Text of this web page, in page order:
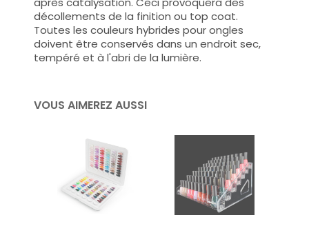
décollements de la finition ou top coat.
Toutes les couleurs hybrides pour ongles
doivent être conservés dans un endroit sec,
tempéré et à l'abri de la lumière.
VOUS AIMEREZ AUSSI